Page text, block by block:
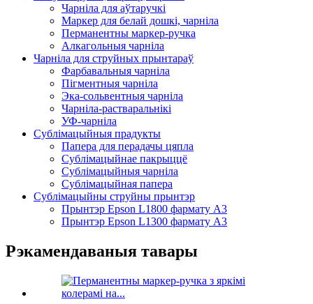
Чарніла для аўтаручкі
Маркер для белай дошкі, чарніла
Перманентны маркер-ручка
Алкагольныя чарніла
Чарніла для струйных прынтараў
Фарбавальныя чарніла
Пігментныя чарніла
Эка-сольвентныя чарніла
Чарніла-растваральнікі
УФ-чарніла
Сублімацыйныя прадукты
Папера для перадачы цяпла
Сублімацыйнае пакрыццё
Сублімацыйныя чарніла
Сублімацыйная папера
Сублімацыйны струйны прынтэр
Прынтэр Epson L1800 фармату A3
Прынтэр Epson L1300 фармату A3
Рэкамендаваныя тавары